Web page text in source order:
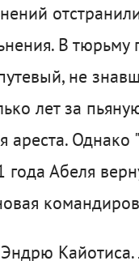
В тюрьму
не
лет за
Однако
Абеля